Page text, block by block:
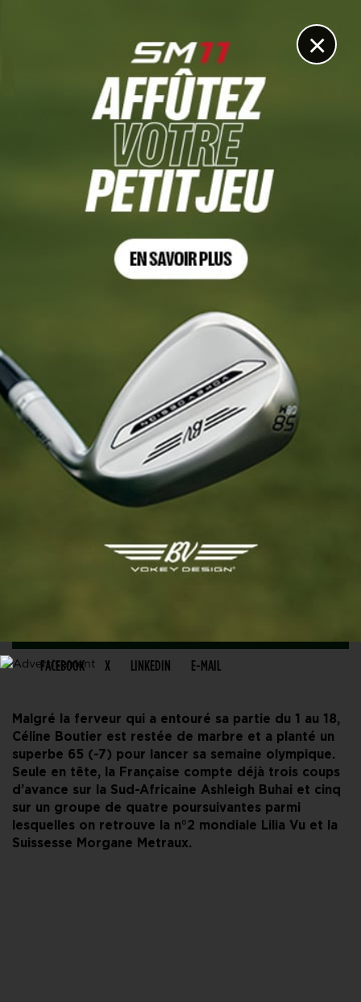
×
Céline Boutier caracole en tête au Golf National
FACEBOOK X LINKEDIN E-MAIL
Malgré la ferveur qui a entouré sa partie du 1 au 18,
Céline Boutier est restée de marbre et a planté un
superbe 65 (-7) pour lancer sa semaine olympique.
Seule en tête, la Française compte déjà trois coups
d’avance sur la Sud-Africaine Ashleigh Buhai et cinq
sur un groupe de quatre poursuivantes parmi
lesquelles on retrouve la n°2 mondiale Lilia Vu et la
Suissesse Morgane Metraux.